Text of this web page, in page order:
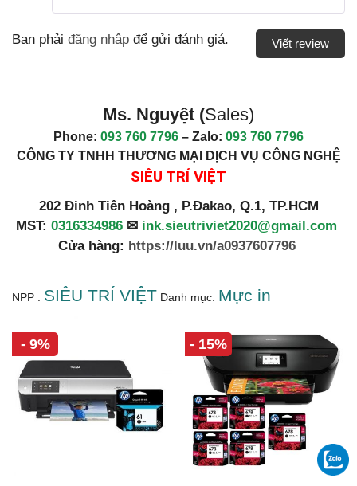
Viết review
Bạn phải đăng nhập để gửi đánh giá.
Ms. Nguyệt (Sales)
Phone: 093 760 7796 – Zalo: 093 760 7796
CÔNG TY TNHH THƯƠNG MẠI DỊCH VỤ CÔNG NGHỆ
SIÊU TRÍ VIỆT
202 Đinh Tiên Hoàng , P.Đakao, Q.1, TP.HCM
MST: 0316334986 ✉ ink.sieutriviet2020@gmail.com
Cửa hàng: https://luu.vn/a0937607796
NPP : SIÊU TRÍ VIỆT Danh mục: Mực in
- 9% - 15%